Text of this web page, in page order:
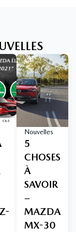
Nouvelles
5
CHOSES
À
SAVOIR
–
MAZDA
MX-30